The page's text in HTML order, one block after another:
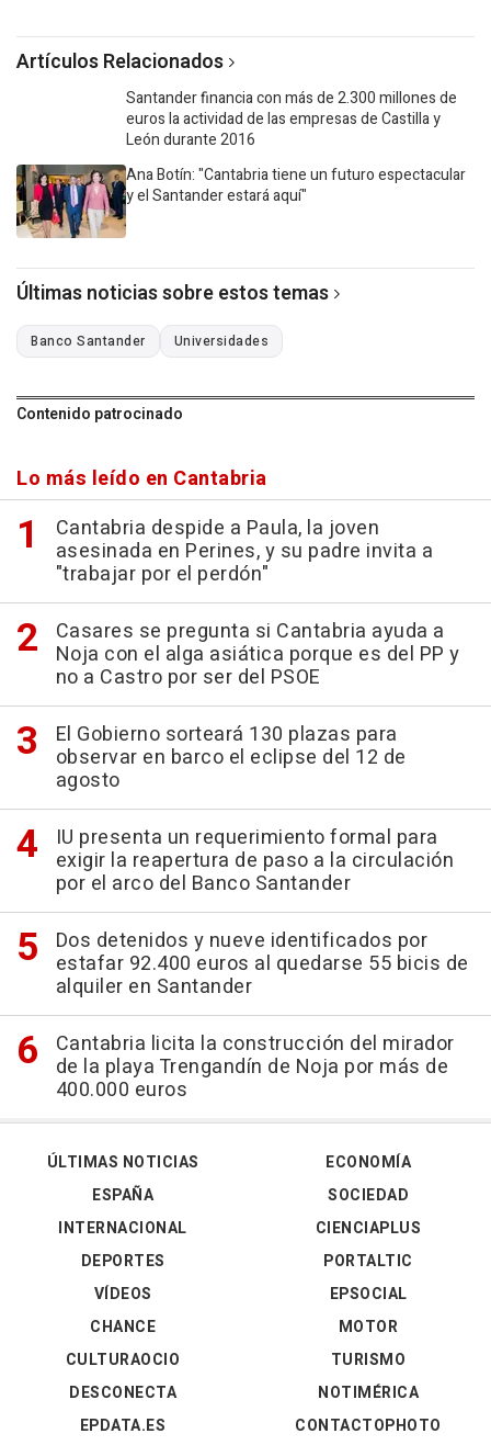
Artículos Relacionados
Santander financia con más de 2.300 millones de
euros la actividad de las empresas de Castilla y
León durante 2016
Ana Botín: "Cantabria tiene un futuro espectacular
y el Santander estará aquí"
Últimas noticias sobre estos temas
Banco Santander Universidades
Contenido patrocinado
Lo más leído en Cantabria
Cantabria despide a Paula, la joven
asesinada en Perines, y su padre invita a
"trabajar por el perdón"
Casares se pregunta si Cantabria ayuda a
Noja con el alga asiática porque es del PP y
no a Castro por ser del PSOE
El Gobierno sorteará 130 plazas para
observar en barco el eclipse del 12 de
agosto
IU presenta un requerimiento formal para
exigir la reapertura de paso a la circulación
por el arco del Banco Santander
Dos detenidos y nueve identificados por
estafar 92.400 euros al quedarse 55 bicis de
alquiler en Santander
Cantabria licita la construcción del mirador
de la playa Trengandín de Noja por más de
400.000 euros
ÚLTIMAS NOTICIAS
ESPAÑA
INTERNACIONAL
DEPORTES
VÍDEOS
ECONOMÍA
SOCIEDAD
CIENCIAPLUS
PORTALTIC
EPSOCIAL
CHANCE
CULTURAOCIO
DESCONECTA
EPDATA.ES
MOTOR
TURISMO
NOTIMÉRICA
CONTACTOPHOTO